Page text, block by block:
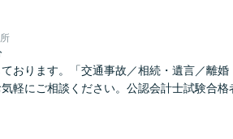
おります。「交通事故／相続・遺言／離
軽にご相談ください。公認会計士試験合格